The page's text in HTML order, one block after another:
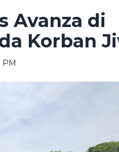
Avanza di
Korban
PM